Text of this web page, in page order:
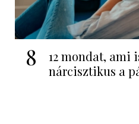
8
12 mondat, ami
nárcisztikus a